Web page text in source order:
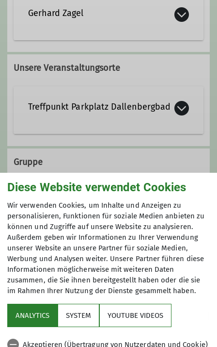
Gerhard Zagel
0931/4 03 33
Unsere Veranstaltungsorte
Treffpunkt Parkplatz Dallenbergbad
Gruppe
Wandergruppe 1
Wir wandern regelmäßig zwischen 17
und 20 Kilometer - die Teilnahme ist
kostenfrei!
Service
Diese Website verwendet Cookies
Wir verwenden Cookies, um Inhalte und Anzeigen zu
personalisieren, Funktionen für soziale Medien anbieten zu
können und Zugriffe auf unsere Website zu analysieren.
Außerdem geben wir Informationen zu Ihrer Verwendung
unserer Website an unsere Partner für soziale Medien,
Werbung und Analysen weiter. Unsere Partner führen diese
Informationen möglicherweise mit weiteren Daten
zusammen, die Sie ihnen bereitgestellt haben oder die sie
im Rahmen Ihrer Nutzung der Dienste gesammelt haben.
ANALYTICS SYSTEM YOUTUBE VIDEOS
Akzeptieren (Übertragung von Nutzerdaten und Cookie)